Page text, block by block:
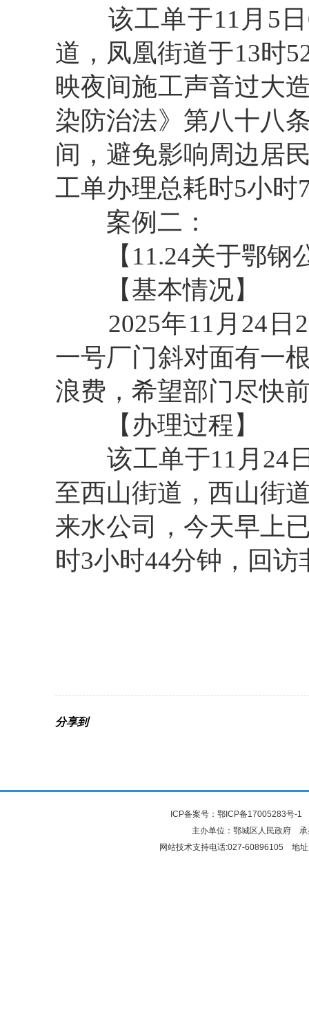
该工单于11月5日
道，凤凰街道于13时
映夜间施工声音过大
染防治法》第八十八
间，避免影响周边居
工单办理总耗时5小
案例二：
【11.24关于鄂钢公
【基本情况】
2025年11月24日
一号厂门斜对面有一
浪费，希望部门尽快
【办理过程】
该工单于11月24日
至西山街道，西山街
来水公司，今天早上
时3小时44分钟，回访
分享到
ICP备案号： 鄂ICP备17005283号-1
主办单位：鄂城区人民政府
网站技术支持电话:027-60896105 地